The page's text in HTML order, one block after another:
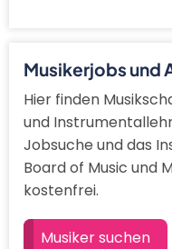
Musikerjobs und
Hier finden
und
Jobsuche und das
Board of Music und
kostenfrei.
Musiker suchen